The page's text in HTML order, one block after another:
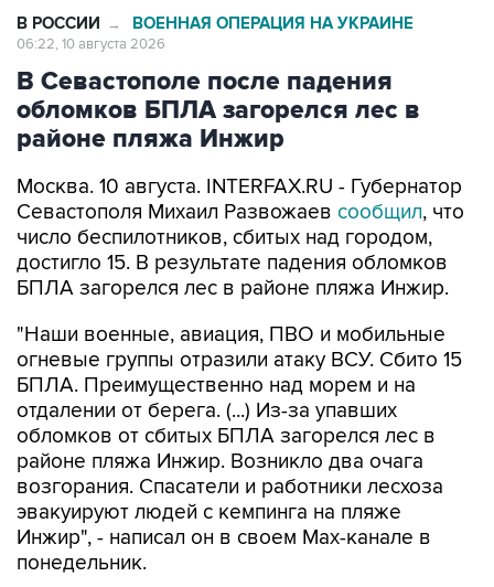
В Севастополе после падения
обломков БПЛА загорелся лес в
районе пляжа Инжир
Москва. 10 августа. INTERFAX.RU - Губернатор
число беспилотников, сбитых над городом,
достигло 15. В результате падения обломков
БПЛА загорелся лес в районе пляжа Инжир.
"Наши военные, авиация, ПВО и мобильные
БПЛА. Преимущественно над морем и на
отдалении от берега. (...) Из-за упавших
обломков от сбитых БПЛА загорелся лес в
районе пляжа Инжир. Возникло два очага
возгорания. Спасатели и работники лесхоза
эвакуируют людей с кемпинга на пляже
Инжир", - написал он в своем Мах-канале в
понедельник.
В районе Фиолентовского шоссе из-за